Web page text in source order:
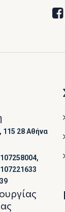
115 28 Αθήνα